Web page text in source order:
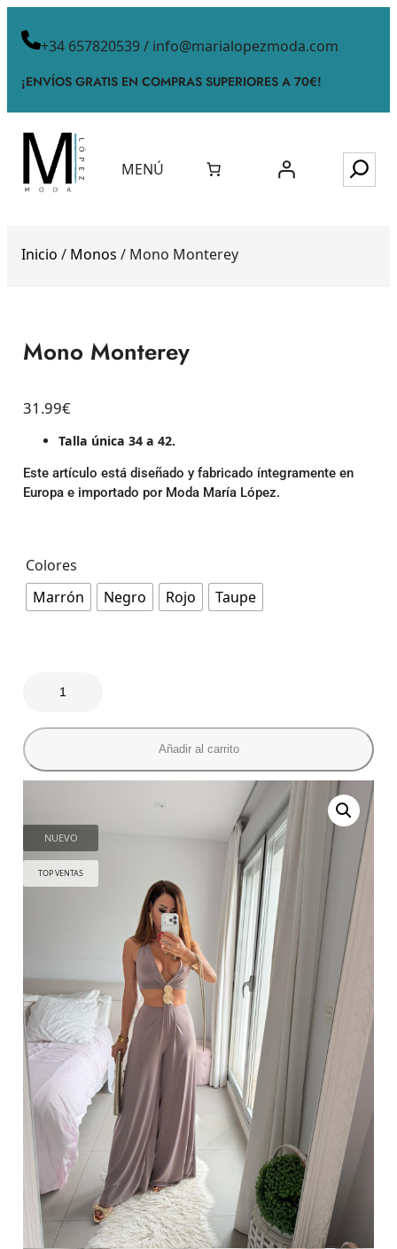
+34 657820539 / info@marialopezmoda.com
¡ENVÍOS GRATIS EN COMPRAS SUPERIORES A 70€!
MENÚ
Inicio / Monos / Mono Monterey
Mono Monterey
31.99€
Talla única 34 a 42.
Este artículo está diseñado y fabricado íntegramente en
Europa e importado por Moda María López.
Colores
Marrón
Negro Rojo Taupe
Añadir al carrito
NUEVO
TOP VENTAS